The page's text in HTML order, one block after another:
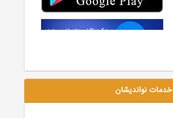
خدمات نواندیشان